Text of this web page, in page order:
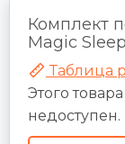
Комплект
Magic
Таблица
Этого
недоступен.